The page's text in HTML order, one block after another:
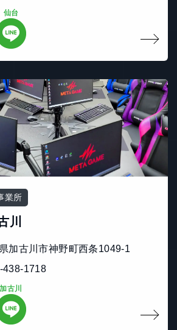
仙台
業所
川
加古川市神野町西条1049-1
438-1718
加古川